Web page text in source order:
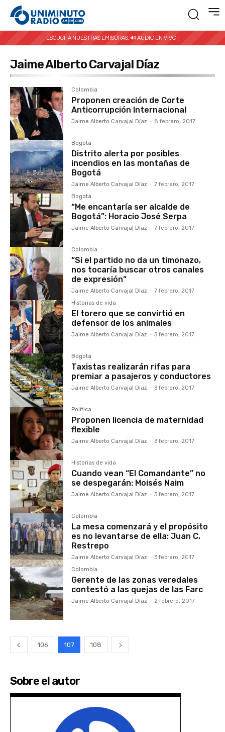
ESCUCHA NUESTRAS EMISORAS: 🔊 AUDIO EN VIVO |
Jaime Alberto Carvajal Díaz
Colombia
Proponen creación de Corte
Anticorrupción Internacional
Jaime Alberto Carvajal Díaz - 8 febrero, 2017
Bogotá
Distrito alerta por posibles
incendios en las montañas de
Bogotá
Jaime Alberto Carvajal Díaz - 7 febrero, 2017
Bogotá
“Me encantaría ser alcalde de
Bogotá”: Horacio José Serpa
Jaime Alberto Carvajal Díaz - 7 febrero, 2017
Colombia
“Si el partido no da un timonazo,
nos tocaría buscar otros canales
de expresión”
Jaime Alberto Carvajal Díaz - 7 febrero, 2017
Historias de vida
El torero que se convirtió en
defensor de los animales
Jaime Alberto Carvajal Díaz - 3 febrero, 2017
Bogotá
Taxistas realizarán rifas para
premiar a pasajeros y conductores
Jaime Alberto Carvajal Díaz - 3 febrero, 2017
Política
Proponen licencia de maternidad
flexible
Jaime Alberto Carvajal Díaz - 3 febrero, 2017
Historias de vida
Cuando vean “El Comandante” no
se despegarán: Moisés Naim
Jaime Alberto Carvajal Díaz - 3 febrero, 2017
Colombia
La mesa comenzará y el propósito
es no levantarse de ella: Juan C.
Restrepo
Jaime Alberto Carvajal Díaz - 3 febrero, 2017
Colombia
Gerente de las zonas veredales
contestó a las quejas de las Farc
Jaime Alberto Carvajal Díaz - 2 febrero, 2017
106 107 108
Sobre el autor